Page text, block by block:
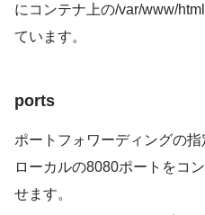
にコンテナ上の/var/www/
ています。
ports
ポートフォワーディングの指
ローカルの8080ポートをコ
せます。